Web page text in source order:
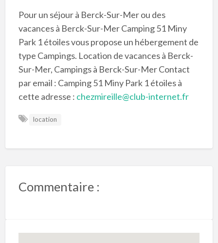
Pour un séjour à Berck-Sur-Mer ou des
vacances à Berck-Sur-Mer Camping 51 Miny
Park 1 étoiles vous propose un hébergement de
type Campings. Location de vacances à Berck-
Sur-Mer, Campings à Berck-Sur-Mer Contact
par email : Camping 51 Miny Park 1 étoiles à
cette adresse : chezmireille@club-internet.fr
location
Commentaire :